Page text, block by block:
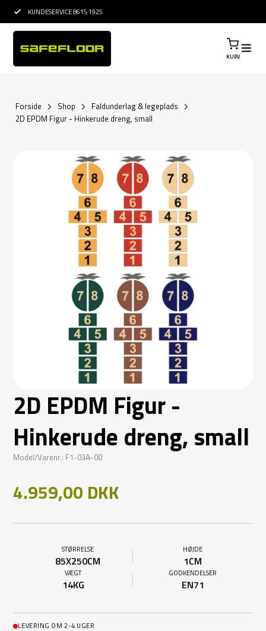
15 ÅRS ERFARING I ETABLERING
KURV
Forside Shop
Faldunderlag & legeplads
2D EPDM Figur - Hinkerude dreng, small
2D EPDM Figur -
Hinkerude dreng, small
Model/Varenr.: F1-03A-00
4.959,00 DKK
STØRRELSE
85X250CM
HØJDE
1CM
VÆGT
14KG
GODKENDELSER
EN71
LEVERING OM 2-4 UGER